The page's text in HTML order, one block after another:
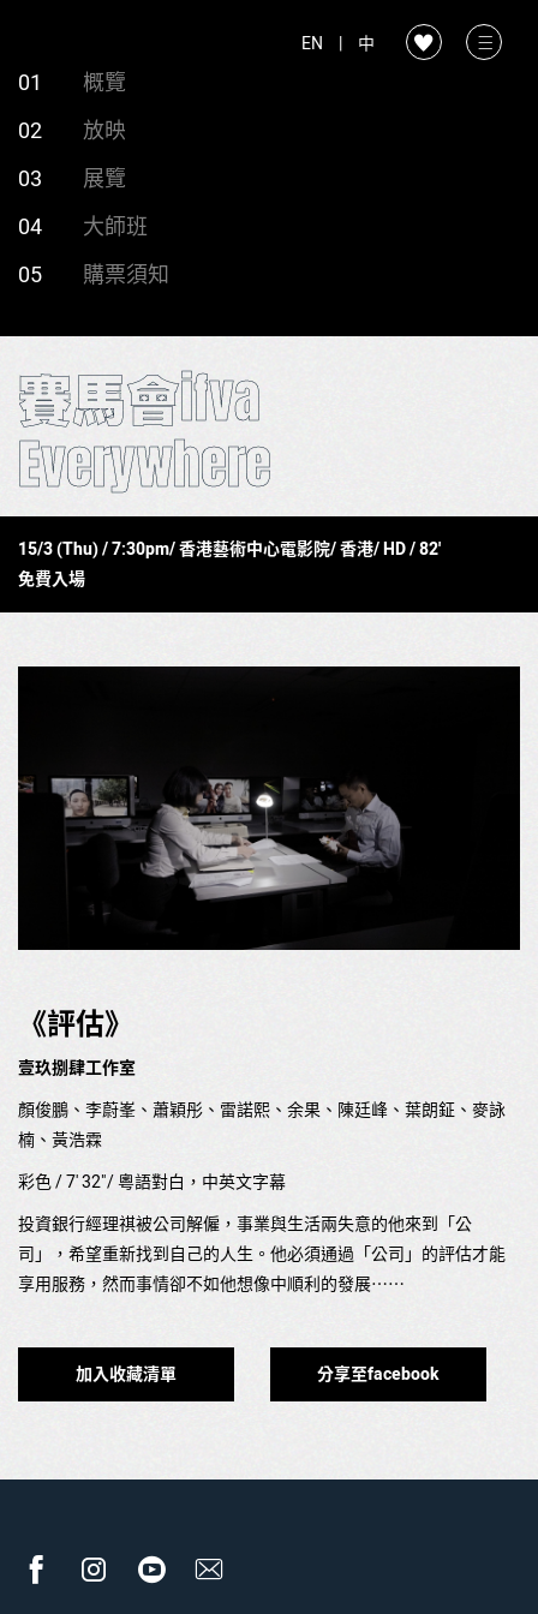
EN | 中
01
概覽
02
放映
03
展覽
04
大師班
05
購票須知
賽馬會ifva
Everywhere
15/3 (Thu) / 7:30pm/ 香港藝術中心電影院/ 香港/ HD / 82'
免費入場
《評估》
壹玖捌肆工作室
顏俊鵬、李蔚峯、蕭穎彤、雷諾熙、余果、陳廷峰、葉朗鉦、麥詠
楠、黃浩霖
彩色 / 7' 32"/ 粵語對白，中英文字幕
投資銀行經理祺被公司解僱，事業與生活兩失意的他來到「公
司」，希望重新找到自己的人生。他必須通過「公司」的評估才能
享用服務，然而事情卻不如他想像中順利的發展⋯⋯
加入收藏清單 分享至facebook